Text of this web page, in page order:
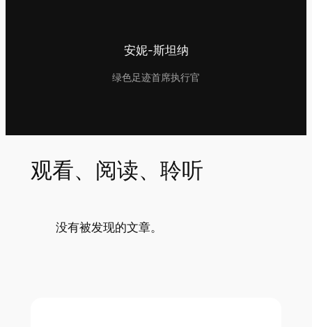
安妮-斯坦纳
绿色足迹首席执行官
观看、阅读、聆听
没有被发现的文章。